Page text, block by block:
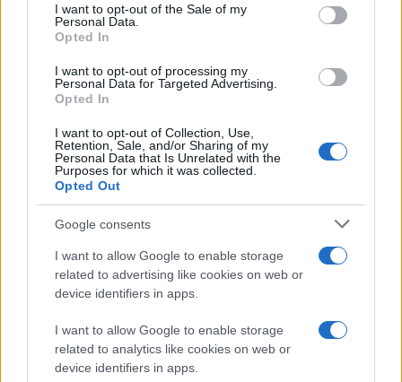
consent section.
I want to opt-out of the Sale of my
Personal Data.
Opted In
I want to opt-out of processing my
Personal Data for Targeted Advertising.
Opted In
I want to opt-out of Collection, Use,
Retention, Sale, and/or Sharing of my
Personal Data that Is Unrelated with the
Purposes for which it was collected.
Opted Out
Google consents
I want to allow Google to enable storage
related to advertising like cookies on web or
device identifiers in apps.
I want to allow Google to enable storage
related to analytics like cookies on web or
device identifiers in apps.
Μνήμη RAM έως 2GB
2x υποδοχές για drive
Θύρα RS232 COM
Gigabit Ethernet
6x θύρες USB
Κοστίζει€340 και μπορείτε να το παραγγείλετε από
ιστοσελίδατης εταιρίας.